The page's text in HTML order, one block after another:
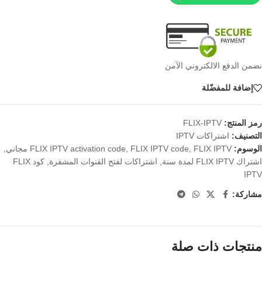
نضمن الدفع الالكتروني الآمن
إضافة للمفضّلة
رمز المنتج: FLIX-IPTV
التصنيف: اشتراكات IPTV
الوسوم:
FLIX IPTV activation code FLIX IPTV code FLIX IPTV مجاني
اشتراك FLIX IPTV لمدة سنة
اشتراكات لفتح القنوات المشفرة
كود FLIX
IPTV
مشاركة:
منتجات ذات صلة